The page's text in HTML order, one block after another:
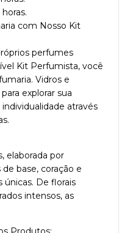
com Nosso Kit
perfumes
Kit Perfumista, você
Vidros e
explorar sua
através
, elaborada por
base, coração e
únicas. De florais
intensos, as